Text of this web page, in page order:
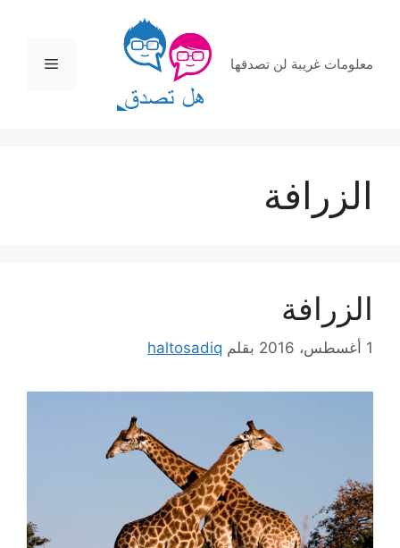
المحتوى
معلومات غريبة لن تصدقها القائمة
الزرافة
الزرافة
1 أغسطس، 2016 بقلم haltosadiq